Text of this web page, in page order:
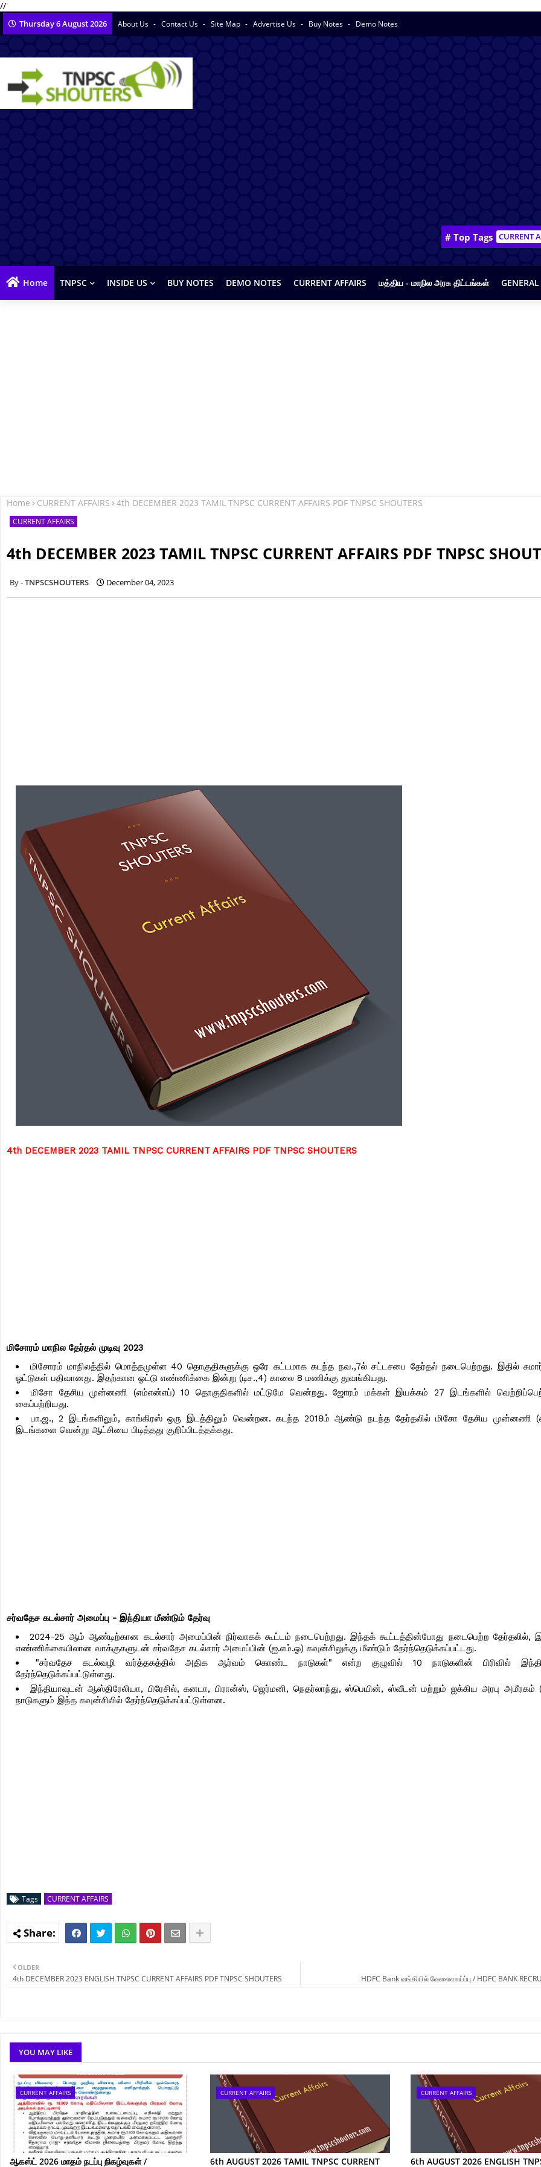
//
Thursday 6 August 2026 About Us Contact Us Site Map Advertise Us Buy Notes Demo Notes
# Top Tags CURRENT
Home TNPSC INSIDE US BUY NOTES DEMO NOTES CURRENT AFFAIRS மத்திய - மாநில அரசு திட்டங்கள்
Home CURRENT AFFAIRS 4th DECEMBER 2023 TAMIL TNPSC CURRENT AFFAIRS PDF TNPSC SHOUTERS
CURRENT AFFAIRS
4th DECEMBER 2023 TAMIL TNPSC CURRENT AFFAIRS PDF TNPSC
TNPSCSHOUTERS December 04, 2023
4th DECEMBER 2023 TAMIL TNPSC CURRENT AFFAIRS PDF TNPSC SHOUTERS
மிசோரம் மாநில தேர்தல் முடிவு 2023
மிசோரம் மாநிலத்தில் மொத்தமுள்ள 40 தொகுதிகளுக்கு ஒரே கட்டமாக கடந்த நவ.,7ல் சட்டசபை தேர்தல் நடைபெற்றது. இதில்
ஓட்டுகள் பதிவானது. இதற்கான ஓட்டு எண்ணிக்கை இன்று (டிச.,4) காலை 8 மணிக்கு துவங்கியது.
மிசோ தேசிய முன்னணி (எம்என்எப்) 10 தொகுதிகளில் மட்டுமே வென்றது. ஜோரம் மக்கள் இயக்கம் 27 இடங்களில்
கைப்பற்றியது.
பா.ஜ., 2 இடங்களிலும், காங்கிரஸ் ஒரு இடத்திலும் வென்றன. கடந்த 2018ம் ஆண்டு நடந்த தேர்தலில் மிசோ தேசிய முன்னணி
இடங்களை வென்று ஆட்சியை பிடித்தது குறிப்பிடத்தக்கது.
சர்வதேச கடல்சார் அமைப்பு - இந்தியா மீண்டும் தேர்வு
2024-25 ஆம் ஆண்டிற்கான கடல்சார் அமைப்பின் நிர்வாகக் கூட்டம் நடைபெற்றது. இந்தக் கூட்டத்தின்போது நடைபெற்ற தேர்தலில்,
எண்ணிக்கையிலான வாக்குகளுடன் சர்வதேச கடல்சார் அமைப்பின் (ஐ.எம்.ஓ) கவுன்சிலுக்கு மீண்டும் தேர்ந்தெடுக்கப்பட்டது.
"சர்வதேச கடல்வழி வர்த்தகத்தில் அதிக ஆர்வம் கொண்ட நாடுகள்" என்ற குழுவில் 10 நாடுகளின் பிரிவில்
தேர்ந்தெடுக்கப்பட்டுள்ளது.
இந்தியாவுடன் ஆஸ்திரேலியா, பிரேசில், கனடா, பிரான்ஸ், ஜெர்மனி, நெதர்லாந்து, ஸ்பெயின், ஸ்வீடன் மற்றும் ஐக்கிய அரபு அமீரகம்
நாடுகளும் இந்த கவுன்சிலில் தேர்ந்தெடுக்கப்பட்டுள்ளன.
Tags CURRENT AFFAIRS
HDFC Bank வங்கியில் வேலைவாய்ப்பு / HDFC BANK
OLDER
4th DECEMBER 2023 ENGLISH TNPSC CURRENT AFFAIRS PDF TNPSC SHOUTERS
YOU MAY LIKE
CURRENT AFFAIRS
ஆகஸ்ட் 2026 மாதம் நடப்பு நிகழ்வுகள் /
CURRENT AFFAIRS
6th AUGUST 2026 TAMIL TNPSC CURRENT
CURRENT AFFAIRS
6th AUGUST 2026 ENGLISH